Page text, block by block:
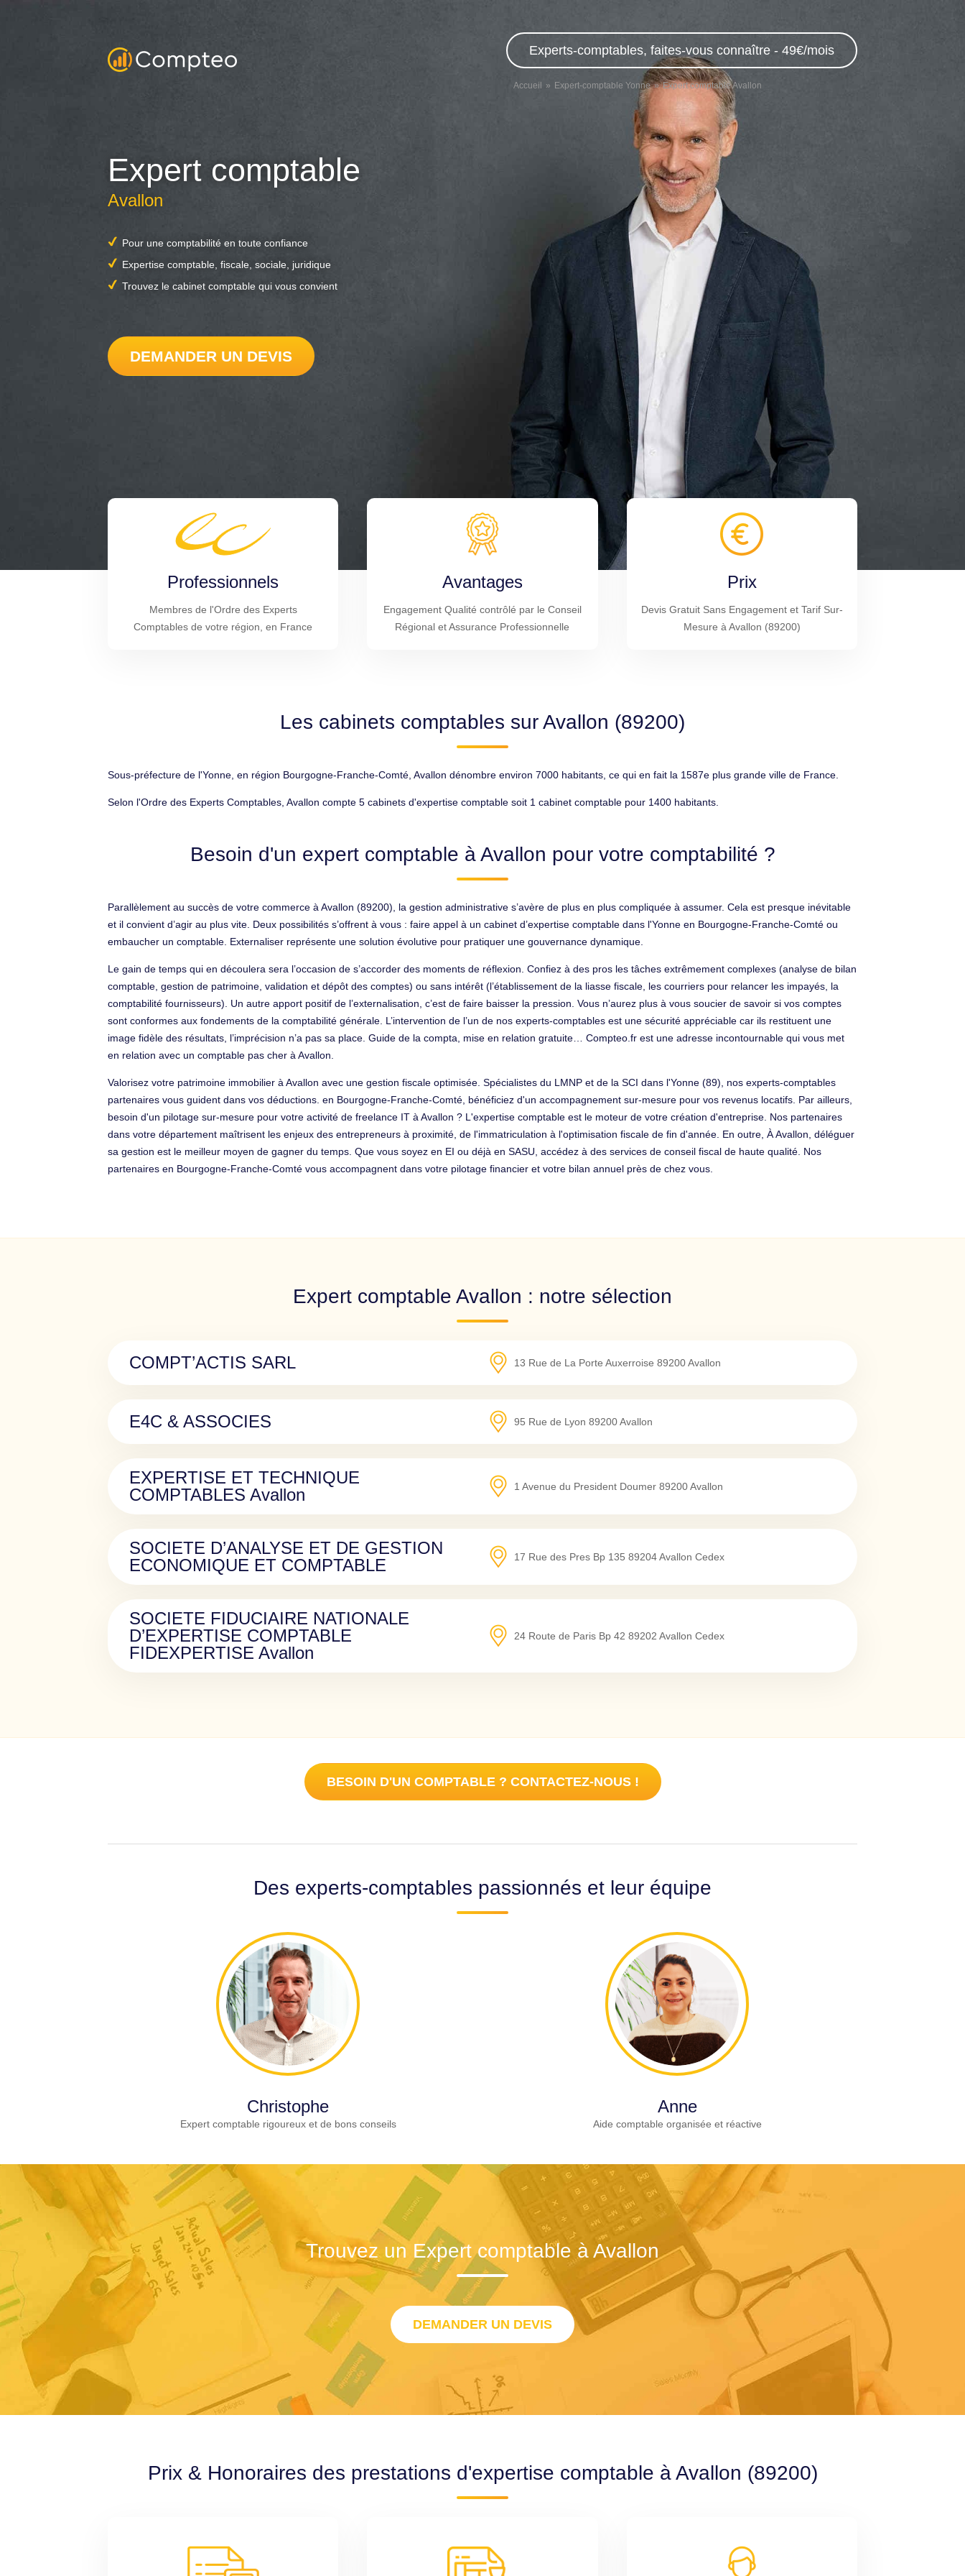
Experts-comptables, faites-vous connaître - 49€/mois
Accueil Expert-comptable Yonne Expert comptable Avallon
Expert comptable
Avallon
Pour une comptabilité en toute confiance
Expertise comptable, fiscale, sociale, juridique
Trouvez le cabinet comptable qui vous convient
DEMANDER UN DEVIS
Professionnels
Membres de l'Ordre des Experts
Comptables de votre région, en France
Avantages
Engagement Qualité contrôlé par le Conseil
Régional et Assurance Professionnelle
Prix
Devis Gratuit Sans Engagement et Tarif Sur-
Mesure à Avallon (89200)
Les cabinets comptables sur Avallon (89200)
Sous-préfecture de l'Yonne, en région Bourgogne-Franche-Comté, Avallon dénombre environ 7000 habitants, ce qui en fait la 1587e plus grande ville de France.
Selon l'Ordre des Experts Comptables, Avallon compte 5 cabinets d'expertise comptable soit 1 cabinet comptable pour 1400 habitants.
Besoin d'un expert comptable à Avallon pour votre comptabilité ?
Parallèlement au succès de votre commerce à Avallon (89200), la gestion administrative s’avère de plus en plus compliquée à assumer. Cela est presque inévitable
et il convient d’agir au plus vite. Deux possibilités s’offrent à vous : faire appel à un cabinet d’expertise comptable dans l'Yonne en Bourgogne-Franche-Comté ou
embaucher un comptable. Externaliser représente une solution évolutive pour pratiquer une gouvernance dynamique.
Le gain de temps qui en découlera sera l’occasion de s’accorder des moments de réflexion. Confiez à des pros les tâches extrêmement complexes (analyse de bilan
comptable, gestion de patrimoine, validation et dépôt des comptes) ou sans intérêt (l’établissement de la liasse fiscale, les courriers pour relancer les impayés, la
comptabilité fournisseurs). Un autre apport positif de l’externalisation, c’est de faire baisser la pression. Vous n’aurez plus à vous soucier de savoir si vos comptes
sont conformes aux fondements de la comptabilité générale. L’intervention de l’un de nos experts-comptables est une sécurité appréciable car ils restituent une
image fidèle des résultats, l’imprécision n’a pas sa place. Guide de la compta, mise en relation gratuite… Compteo.fr est une adresse incontournable qui vous met
en relation avec un comptable pas cher à Avallon.
Valorisez votre patrimoine immobilier à Avallon avec une gestion fiscale optimisée. Spécialistes du LMNP et de la SCI dans l'Yonne (89), nos experts-comptables
partenaires vous guident dans vos déductions. en Bourgogne-Franche-Comté, bénéficiez d'un accompagnement sur-mesure pour vos revenus locatifs. Par ailleurs,
besoin d'un pilotage sur-mesure pour votre activité de freelance IT à Avallon ? L'expertise comptable est le moteur de votre création d'entreprise. Nos partenaires
dans votre département maîtrisent les enjeux des entrepreneurs à proximité, de l'immatriculation à l'optimisation fiscale de fin d'année. En outre, À Avallon, déléguer
sa gestion est le meilleur moyen de gagner du temps. Que vous soyez en EI ou déjà en SASU, accédez à des services de conseil fiscal de haute qualité. Nos
partenaires en Bourgogne-Franche-Comté vous accompagnent dans votre pilotage financier et votre bilan annuel près de chez vous.
Expert comptable Avallon : notre sélection
COMPT’ACTIS SARL 13 Rue de La Porte Auxerroise 89200Avallon
E4C & ASSOCIES 95 Rue de Lyon 89200Avallon
EXPERTISE ET TECHNIQUE
COMPTABLES Avallon
1 Avenue du President Doumer 89200Avallon
SOCIETE D’ANALYSE ET DE GESTION
ECONOMIQUE ET COMPTABLE
17 Rue des Pres Bp 135 89204Avallon Cedex
SOCIETE FIDUCIAIRE NATIONALE
D’EXPERTISE COMPTABLE
FIDEXPERTISE Avallon
24 Route de Paris Bp 42 89202 Avallon Cedex
BESOIN D'UN COMPTABLE ? CONTACTEZ-NOUS !
Des experts-comptables passionnés et leur équipe
Christophe
Expert comptable rigoureux et de bons conseils
Anne
Aide comptable organisée et réactive
Trouvez un Expert comptable à Avallon
DEMANDER UN DEVIS
Prix & Honoraires des prestations d'expertise comptable à Avallon (89200)